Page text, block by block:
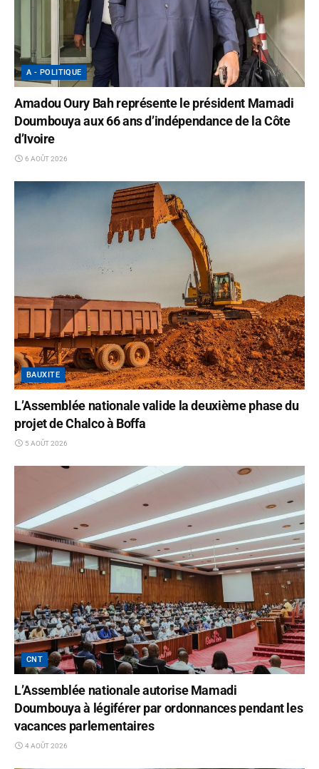
A - POLITIQUE
Amadou Oury Bah représente le président Mamadi
Doumbouya aux 66 ans d’indépendance de la Côte
d’Ivoire
6 AOÛT 2026
BAUXITE
L’Assemblée nationale valide la deuxième phase du
projet de Chalco à Boffa
5 AOÛT 2026
CNT
L’Assemblée nationale autorise Mamadi
Doumbouya à légiférer par ordonnances pendant les
vacances parlementaires
4 AOÛT 2026